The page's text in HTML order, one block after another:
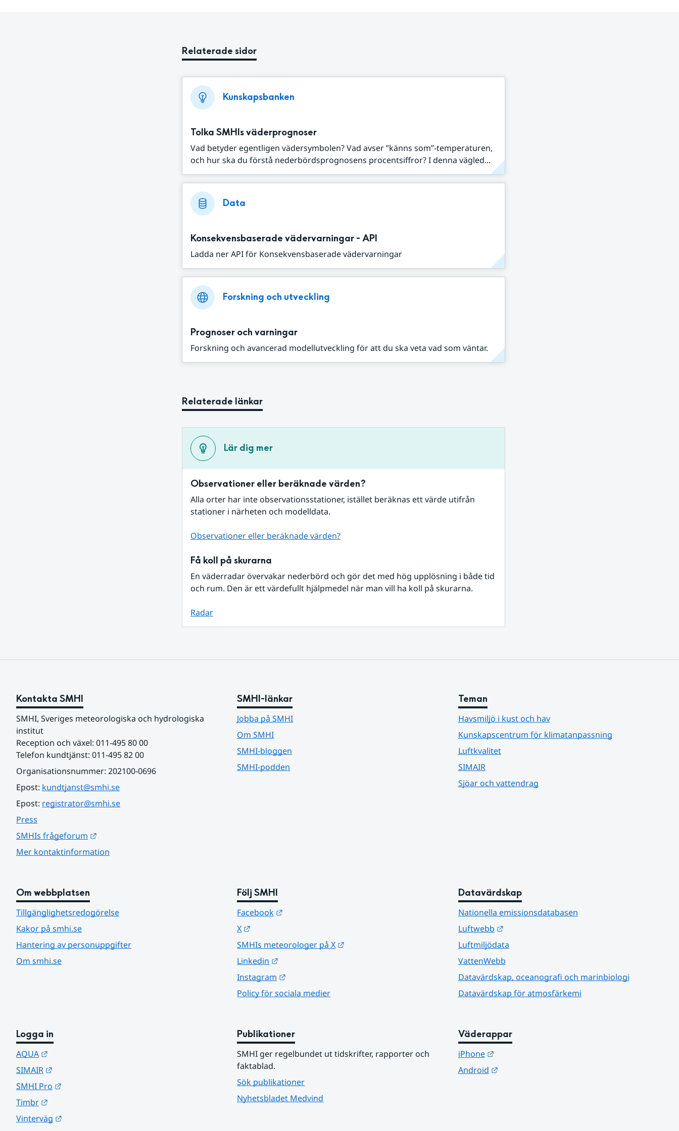
Relaterade sidor
Kunskapsbanken
Tolka SMHIs väderprognoser
Vad betyder egentligen vädersymbolen? Vad avser ”känns som”-temperaturen,
och hur ska du förstå nederbördsprognosens procentsiffror? I denna vägled...
Data
Konsekvensbaserade vädervarningar - API
Ladda ner API för Konsekvensbaserade vädervarningar
Forskning och utveckling
Prognoser och varningar
Forskning och avancerad modellutveckling för att du ska veta vad som väntar.
Relaterade länkar
Lär dig mer
Observationer eller beräknade värden?
Alla orter har inte observationsstationer, istället beräknas ett värde utifrån
stationer i närheten och modelldata.
Observationer eller beräknade värden?
Få koll på skurarna
En väderradar övervakar nederbörd och gör det med hög upplösning i både tid
och rum. Den är ett värdefullt hjälpmedel när man vill ha koll på skurarna.
Radar
Kontakta SMHI
SMHI, Sveriges meteorologiska och hydrologiska
institut
Reception och växel: 011-495 80 00
Telefon kundtjänst: 011-495 82 00
Organisationsnummer: 202100-0696
Epost: kundtjanst@smhi.se
Epost: registrator@smhi.se
Press
SMHIs frågeforum
Mer kontaktinformation
SMHI-länkar
Jobba på SMHI
Om SMHI
SMHI-bloggen
SMHI-podden
Teman
Havsmiljö i kust och hav
Kunskapscentrum för klimatanpassning
Luftkvalitet
SIMAIR
Sjöar och vattendrag
Om webbplatsen
Tillgänglighetsredogörelse
Kakor på smhi.se
Hantering av personuppgifter
Om smhi.se
Följ SMHI
Facebook
X
SMHIs meteorologer på X
Linkedin
Instagram
Policy för sociala medier
Datavärdskap
Nationella emissionsdatabasen
Luftwebb
Länk till annan webbplats.
Luftmiljödata
VattenWebb
Datavärdskap, oceanografi och marinbiologi
Datavärdskap för atmosfärkemi
Logga in
AQUA
SIMAIR
SMHI Pro
Timbr
Vinterväg
Publikationer
SMHI ger regelbundet ut tidskrifter, rapporter och
faktablad.
Sök publikationer
Nyhetsbladet Medvind
Väderappar
iPhone
Länk till annan webbplats.
Android
Länk till annan webbplats.